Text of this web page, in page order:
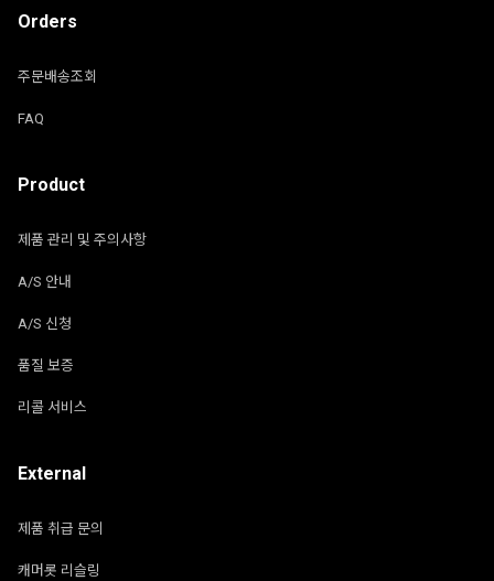
Orders
주문배송조회
FAQ
Product
제품 관리 및 주의사항
A/S 안내
A/S 신청
품질 보증
리콜 서비스
External
제품 취급 문의
캐머롯 리슬링